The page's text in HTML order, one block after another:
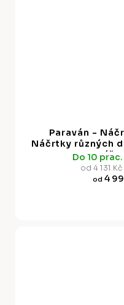
Paraván -
Náčrtky různých
v hejnu na
stylu
Do 10
od 4 131
od 4